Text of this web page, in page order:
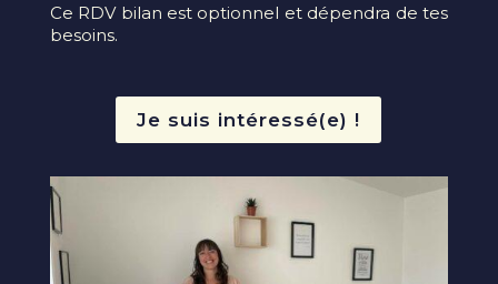
Ce RDV bilan est optionnel et dépendra de tes
besoins.
Je suis intéressé(e) !